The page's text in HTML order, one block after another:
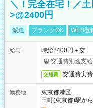
＼！完全在宅！／
>@2400円
派遣 ブランクOK WEB登
給与
時給2400円＋交
交通費別途支
交通費 交通費実
勤務地
東京都港区
田町(東京都)駅か